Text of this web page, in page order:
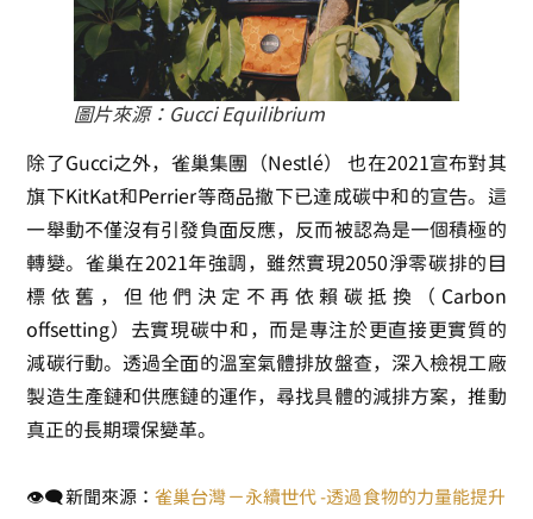
圖片來源： Gucci Equilibrium
除了Gucci之外， 雀巢集團（Nestlé）
也在2021宣布對其
旗下KitKat和Perrier等商品撤下已達成碳中和的宣告。這
一舉動不僅沒有引發負面反應，反而被認為是一個積極的
轉變。雀巢在2021年強調，雖然實現2050淨零碳排的目
標依舊，但他們決定不再依賴碳抵換（Carbon
offsetting）去實現碳中和，而是專注於更直接更實質的
減碳行動。透過全面的溫室氣體排放盤查，深入檢視工廠
製造生產鏈和供應鏈的運作，尋找具體的減排方案，推動
真正的長期環保變革。
👁‍🗨新聞來源：雀巢台灣－永續世代 -透過食物的力量能提升